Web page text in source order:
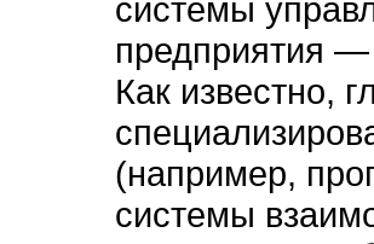
системы
предприятия
Как известно,
(например,
системы